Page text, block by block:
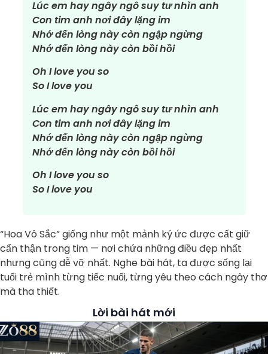
Lúc em hay ngây ngô suy tư nhìn anh
Con tim anh nơi đây lặng im
Nhớ đến lòng này còn ngập ngừng
Nhớ đến lòng này còn bồi hồi
Oh I love you so
So I love you
Lúc em hay ngây ngô suy tư nhìn anh
Con tim anh nơi đây lặng im
Nhớ đến lòng này còn ngập ngừng
Nhớ đến lòng này còn bồi hồi
Oh I love you so
So I love you
“Hoa Vô Sắc” giống như một mảnh ký ức được cất giữ
cẩn thận trong tim — nơi chứa những điều đẹp nhất
nhưng cũng dễ vỡ nhất. Nghe bài hát, ta được sống lại
tuổi trẻ mình từng tiếc nuối, từng yêu theo cách ngây thơ
mà tha thiết.
Lời bài hát mới